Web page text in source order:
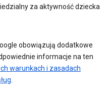
za aktywność dziecka
obowiązują dodatkowe
informacje na ten
warunkach i zasadach